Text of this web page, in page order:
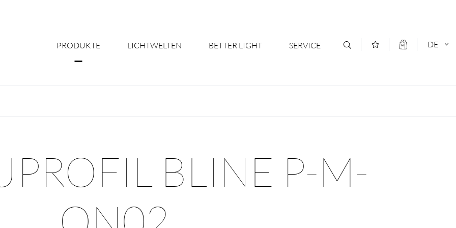
PRODUKTE LICHTWELTEN BETTER LIGHT
Licht nach Maß - Ihr Mehrwert
SERVICE
Downloads & Formulare
DE
BLINE P-M-